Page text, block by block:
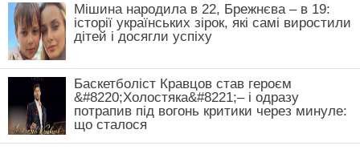
Мішина народила в 22, Брежнєва – в 19:
історії українських зірок, які самі виростили
дітей і досягли успіху
Баскетболіст Кравцов став героєм
&#8220;Холостяка&#8221;– і одразу
потрапив під вогонь критики через минуле:
що сталося